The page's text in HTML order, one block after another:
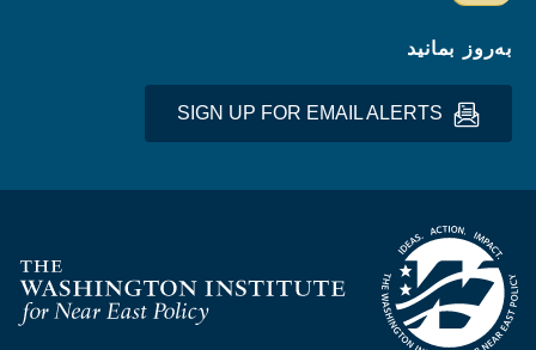
به‌روز بمانید
Homepage